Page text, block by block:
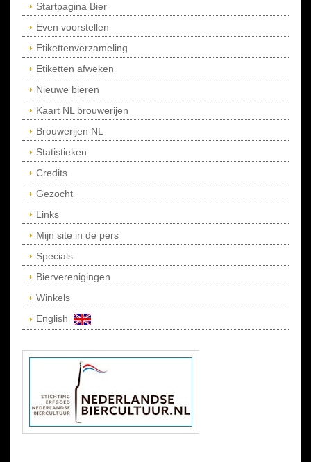
Startpagina Bier
Even voorstellen
Etikettenverzameling
Etiketten afweken
Nieuwe bieren
Kaart NL brouwerijen
Brouwerijen NL
Statistieken
Credits
Gezocht
Links
Mijn site in de pers
Specials
Bierverenigingen
Winkels
English